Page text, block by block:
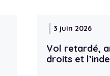
3 juin 2026
Vol retardé,
droits et